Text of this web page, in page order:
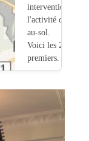
intervention sur
l'activité
au-sol.
Voici les 20
premiers.